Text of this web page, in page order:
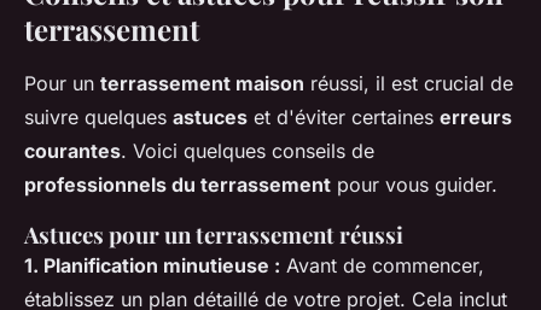
terrassement
Pour un terrassement maison réussi, il est crucial de
suivre quelques astuces et d'éviter certaines erreurs
courantes. Voici quelques conseils de
professionnels du terrassement pour vous guider.
Astuces pour un terrassement réussi
1. Planification minutieuse : Avant de commencer,
établissez un plan détaillé de votre projet. Cela inclut